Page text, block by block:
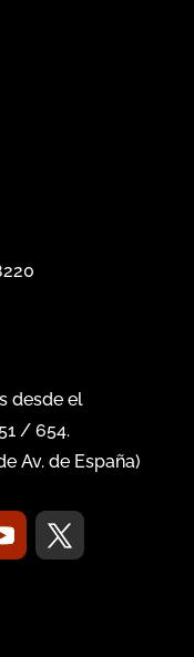
desde el
/ 654.
Av. de España)